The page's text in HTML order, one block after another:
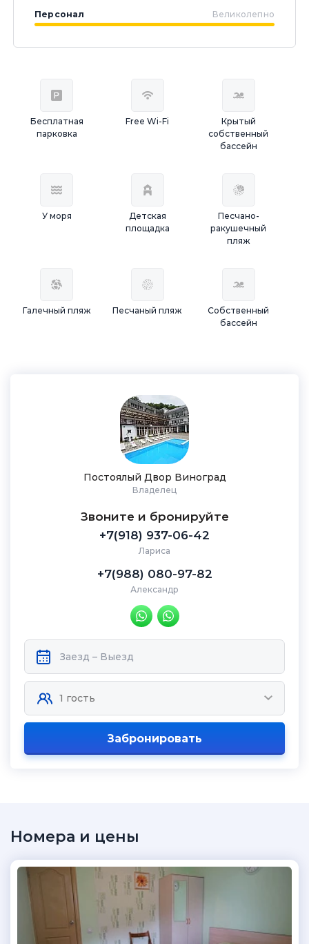
Персонал Великолепно
Бесплатная
парковка
Free Wi-Fi
Крытый
собственный
бассейн
У моря
Детская
площадка
Песчано-
ракушечный
пляж
Галечный пляж Песчаный пляж
Собственный
бассейн
Постоялый Двор Виноград
Владелец
Звоните и бронируйте
+7(918) 937-06-42
Лариса
+7(988) 080-97-82
Александр
Забронировать
Номера и цены